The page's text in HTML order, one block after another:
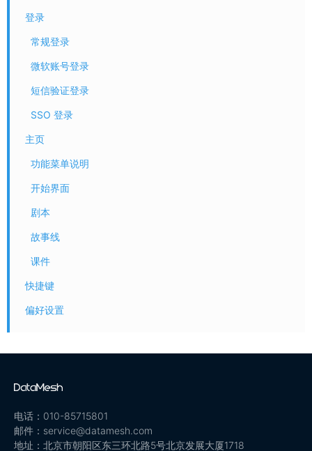
登录
常规登录
微软账号登录
短信验证登录
SSO 登录
主页
功能菜单说明
开始界面
剧本
故事线
课件
快捷键
偏好设置
电话：010-85715801
邮件：service@datamesh.com
地址：北京市朝阳区东三环北路5号北京发展大厦1718